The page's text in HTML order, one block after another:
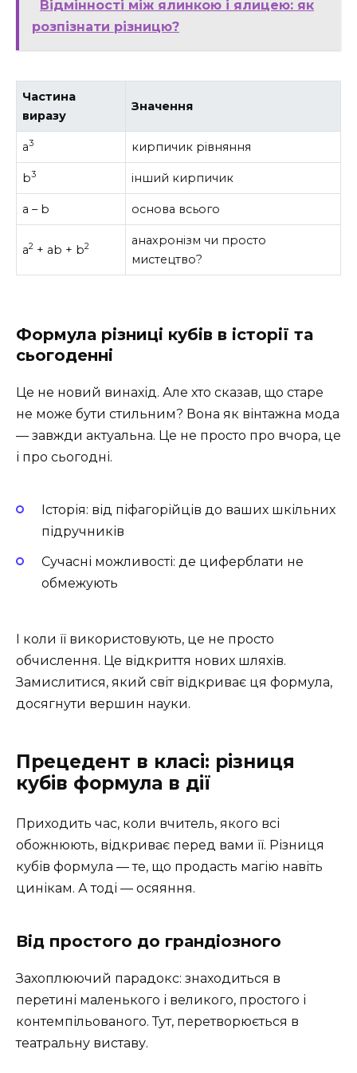
Відмінності між ялинкою і ялицею: як
розпізнати різницю?
Частина
виразу
Значення
a3 кирпичик рівняння
b3 інший кирпичик
a – b основа всього
a2 + ab + b2
анахронізм чи просто
мистецтво?
Формула різниці кубів в історії та
сьогоденні
Це не новий винахід. Але хто сказав, що старе
не може бути стильним? Вона як вінтажна мода
— завжди актуальна. Це не просто про вчора, це
і про сьогодні.
Історія: від піфагорійців до ваших шкільних
підручників
Сучасні можливості: де циферблати не
обмежують
І коли її використовують, це не просто
обчислення. Це відкриття нових шляхів.
Замислитися, який світ відкриває ця формула,
досягнути вершин науки.
Прецедент в класі: різниця
кубів формула в дії
Приходить час, коли вчитель, якого всі
обожнюють, відкриває перед вами її. Різниця
кубів формула — те, що продасть магію навіть
цинікам. А тоді — осяяння.
Від простого до грандіозного
Захоплюючий парадокс: знаходиться в
перетині маленького і великого, простого і
контемпільованого. Тут, перетворюється в
театральну виставу.